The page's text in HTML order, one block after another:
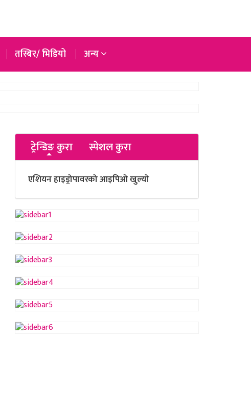
तस्बिर/ भिडियो अन्य
ट्रेन्डिङ कुरा स्पेशल कुरा
एशियन हाइड्रोपावरको आइपिओ खुल्यो